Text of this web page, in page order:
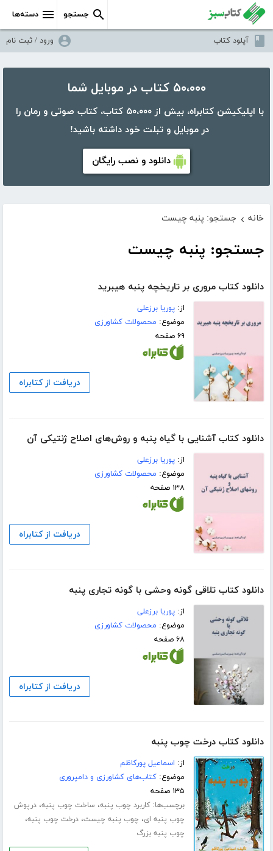
دسته‌ها جستجو
آپلود کتاب ورود / ثبت نام
۵۰،۰۰۰ کتاب در موبایل شما
با اپلیکیشن کتابراه، بیش از ۵۰،۰۰۰ کتاب، کتاب صوتی و رمان را
در موبایل و تبلت خود داشته باشید!
دانلود و نصب رایگان
خانه › جستجو: پنبه چیست
جستجو: پنبه چیست
دانلود کتاب مروری بر تاریخچه پنبه هیبرید
از:پوریا برزعلی
موضوع: محصولات کشاورزی
۶۹ صفحه
دریافت از کتابراه
دانلود کتاب آشنایی با گیاه پنبه و روش‌های اصلاح ژنتیکی آن
از:پوریا برزعلی
موضوع: محصولات کشاورزی
۱۳۸ صفحه
دریافت از کتابراه
دانلود کتاب تلاقی گونه وحشی با گونه تجاری پنبه
از:پوریا برزعلی
موضوع: محصولات کشاورزی
۶۸ صفحه
دریافت از کتابراه
دانلود کتاب درخت چوب پنبه
از: اسماعیل پورکاظم
موضوع:کتاب‌های کشاورزی و دامپروری
۱۳۵ صفحه
برچسب‌ها:کاربرد چوب پنبه، ساخت چوب پنبه،درپوش
چوب پنبه ای، چوب پنبه چیست،درخت چوب پنبه،
چوب پنبه بزرگ